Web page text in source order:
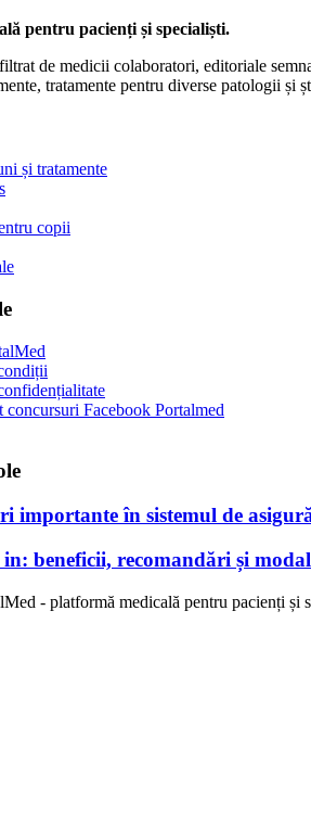
pentru pacienți și specialiști.
de medicii colaboratori, editoriale
tratamente pentru diverse patologii și
și tratamente
copii
concursuri Facebook Portalmed
importante în sistemul de
in: beneficii, recomandări și
- platformă medicală pentru pacienți și